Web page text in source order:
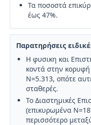
Τα ποσοστά
έως 47%.
Παρατηρήσεις
Η φυσικη και
κοντά στην
N=5.313, οπότε
σταθερές.
Το Διαστημικές
(επικυρωμένα
περισσότερο